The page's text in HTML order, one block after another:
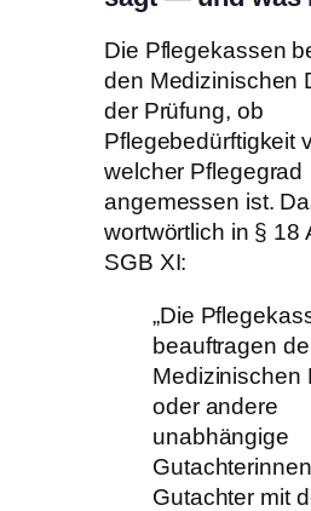
Die Pflegekassen
den Medizinischen
der Prüfung, ob
Pflegebedürftigkeit
welcher Pflegegrad
angemessen ist.
wortwörtlich in § 18
SGB XI:
„Die
beauftragen
Medizinischen
oder andere
unabhängige
Gutachter mit